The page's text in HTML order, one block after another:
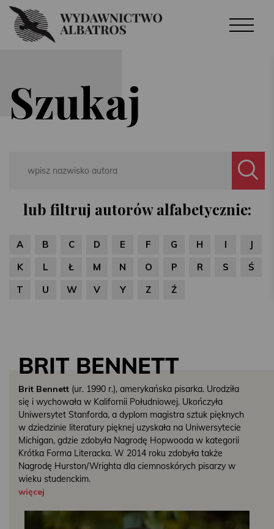
Szukaj
lub filtruj autorów alfabetycznie:
A B C D E F G H I
J
K
L Ł M N O P R S
Ś
T
U W V Y Z Ź
BRIT BENNETT
Brit Bennett (ur. 1990 r.), amerykańska pisarka. Urodziła
się i wychowała w Kalifornii Południowej. Ukończyła
Uniwersytet Stanforda, a dyplom magistra sztuk pięknych
w dziedzinie literatury pięknej uzyskała na Uniwersytecie
Michigan, gdzie zdobyła Nagrodę Hopwooda w kategorii
Krótka Forma Literacka. W 2014 roku zdobyła także
Nagrodę Hurston/Wrighta dla ciemnoskórych pisarzy w
wieku studenckim.
więcej